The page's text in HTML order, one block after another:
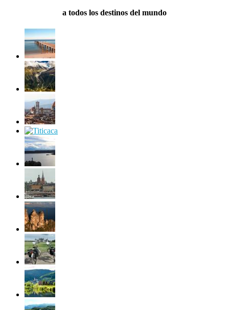
a todos los destinos del mundo